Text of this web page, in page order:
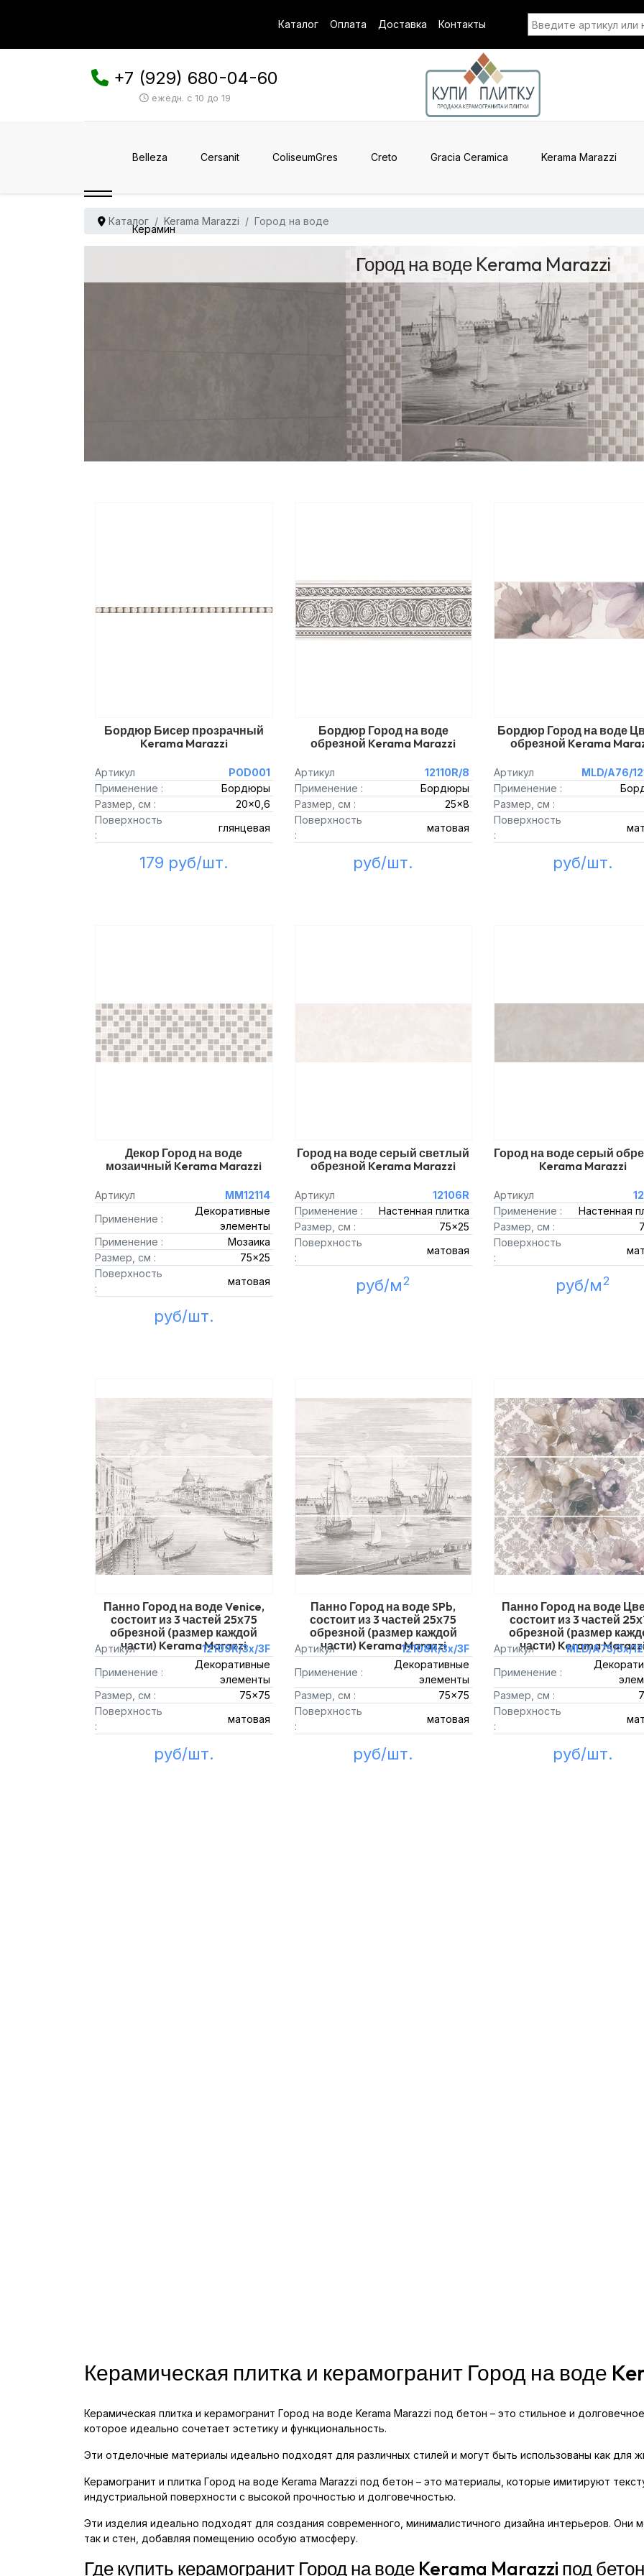
Каталог Оплата Доставка Контакты
+7 (929) 680-04-60
ежедн. с 10 до 19
Belleza Cersanit ColiseumGres Creto Gracia Ceramica Kerama Marazzi
Керамин
Каталог Kerama Marazzi Город на воде
Город на воде Kerama Marazzi
Бордюр Бисер прозрачный
Kerama Marazzi
Артикул
POD001
Применение :
Бордюры
Размер, см :
20x0,6
Поверхность
:
глянцевая
179 руб/шт.
Бордюр Город на воде
обрезной Kerama Marazzi
Артикул
12110R/8
Применение :
Бордюры
Размер, см :
25x8
Поверхность
:
матовая
руб/шт.
Бордюр Город на воде
обрезной Kerama
Артикул
MLD/A76/
Применение :
Размер, см :
Поверхность
:
руб/шт.
Декор Город на воде
мозаичный Kerama Marazzi
Артикул
MM12114
Применение :
Декоративные
элементы
Применение :
Мозаика
Размер, см :
75x25
Поверхность
:
матовая
руб/шт.
Город на воде серый светлый
обрезной Kerama Marazzi
Артикул
12106R
Применение :
Настенная плитка
Размер, см :
75x25
Поверхность
:
матовая
руб/м2
Город на воде серый
Kerama Marazzi
Артикул
Применение :
Настенная
Размер, см :
Поверхность
:
руб/м2
Панно Город на воде Venice,
состоит из 3 частей 25х75
обрезной (размер каждой
части) Kerama Marazzi
Артикул
12109R/3x/3F
Применение :
Декоративные
элементы
Размер, см :
75x75
Поверхность
:
матовая
руб/шт.
Панно Город на воде SPb,
состоит из 3 частей 25х75
обрезной (размер каждой
части) Kerama Marazzi
Артикул
12108R/3x/3F
Применение :
Декоративные
элементы
Размер, см :
75x75
Поверхность
:
матовая
руб/шт.
Панно Город на воде
состоит из 3 частей
обрезной (размер
части) Kerama
Артикул
MLD/A75/3x/
Применение :
Размер, см :
Поверхность
:
руб/шт.
Керамическая плитка и керамогранит Город на воде
Керамическая плитка и керамогранит Город на воде Kerama Marazzi под бетон – это стильное и
которое идеально сочетает эстетику и функциональность.
Эти отделочные материалы идеально подходят для различных стилей и могут быть использованы как для
Керамогранит и плитка Город на воде Kerama Marazzi под бетон – это материалы, которые имитируют
индустриальной поверхности с высокой прочностью и долговечностью.
Эти изделия идеально подходят для создания современного, минималистичного дизайна интерьеров. Они
так и стен, добавляя помещению особую атмосферу.
Где купить керамогранит Город на воде Kerama Marazzi под бетон